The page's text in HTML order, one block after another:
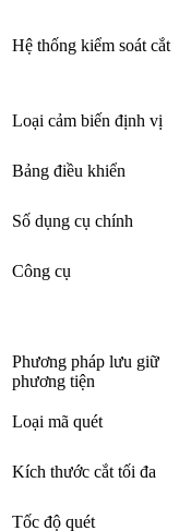
Hệ thống kiểm soát cắt
Loại cảm biến định vị
Bảng điều khiển
Số dụng cụ chính
Công cụ
Phương pháp lưu giữ
phương tiện
Loại mã quét
Kích thước cắt tối đa
Tốc độ quét